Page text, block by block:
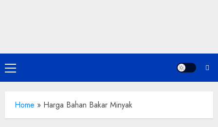
Primary
Menu
Home » Harga Bahan Bakar Minyak